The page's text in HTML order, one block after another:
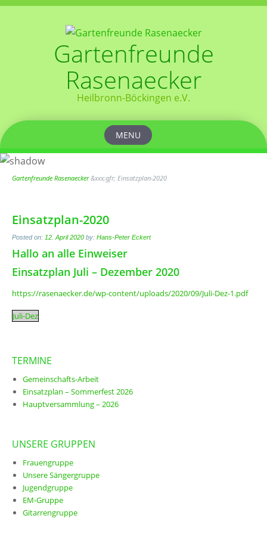
Gartenfreunde
Rasenaecker
Heilbronn-Böckingen e.V.
MENU
to
content
Gartenfreunde Rasenaecker&xxx;gfr; Einsatzplan-2020
Einsatzplan-2020
Posted on: 12. April 2020 by: Hans-Peter Eckert
Hallo an alle Einweiser
Einsatzplan Juli – Dezember 2020
https://rasenaecker.de/wp-content/uploads/2020/09/Juli-Dez-1.pdf
Juli-Dez
TERMINE
Gemeinschafts-Arbeit
Einsatzplan – Sommerfest 2026
Hauptversammlung – 2026
UNSERE GRUPPEN
Frauengruppe
Unsere Sängergruppe
Jugendgruppe
EM-Gruppe
Gitarrengruppe